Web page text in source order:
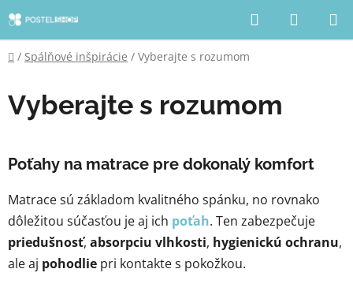
na
obsah
Hľadať
KOŠÍK
Domov
/ Spálňové inšpirácie / Vyberajte s rozumom
Vyberajte s rozumom
Poťahy na matrace pre dokonalý komfort
Matrace sú základom kvalitného spánku, no rovnako
dôležitou súčasťou je aj ich poťah. Ten zabezpečuje
priedušnosť, absorpciu vlhkosti, hygienickú ochranu,
ale aj pohodlie pri kontakte s pokožkou.